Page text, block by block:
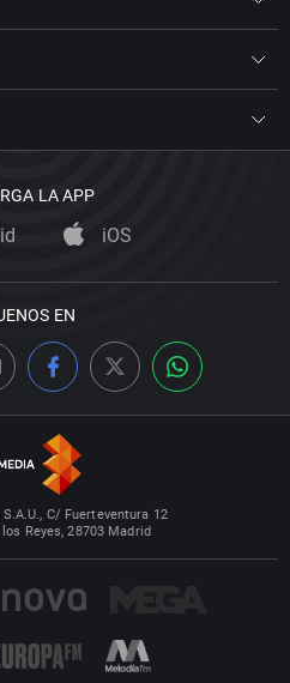
LA APP
iOS
EN
C/ Fuerteventura 12
Reyes, 28703 Madrid